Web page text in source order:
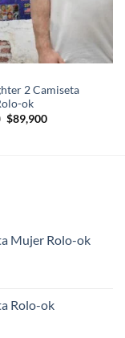
2 Camiseta
ok
El
precio
$89,900El
Mujer Rolo-ok
Rolo-ok